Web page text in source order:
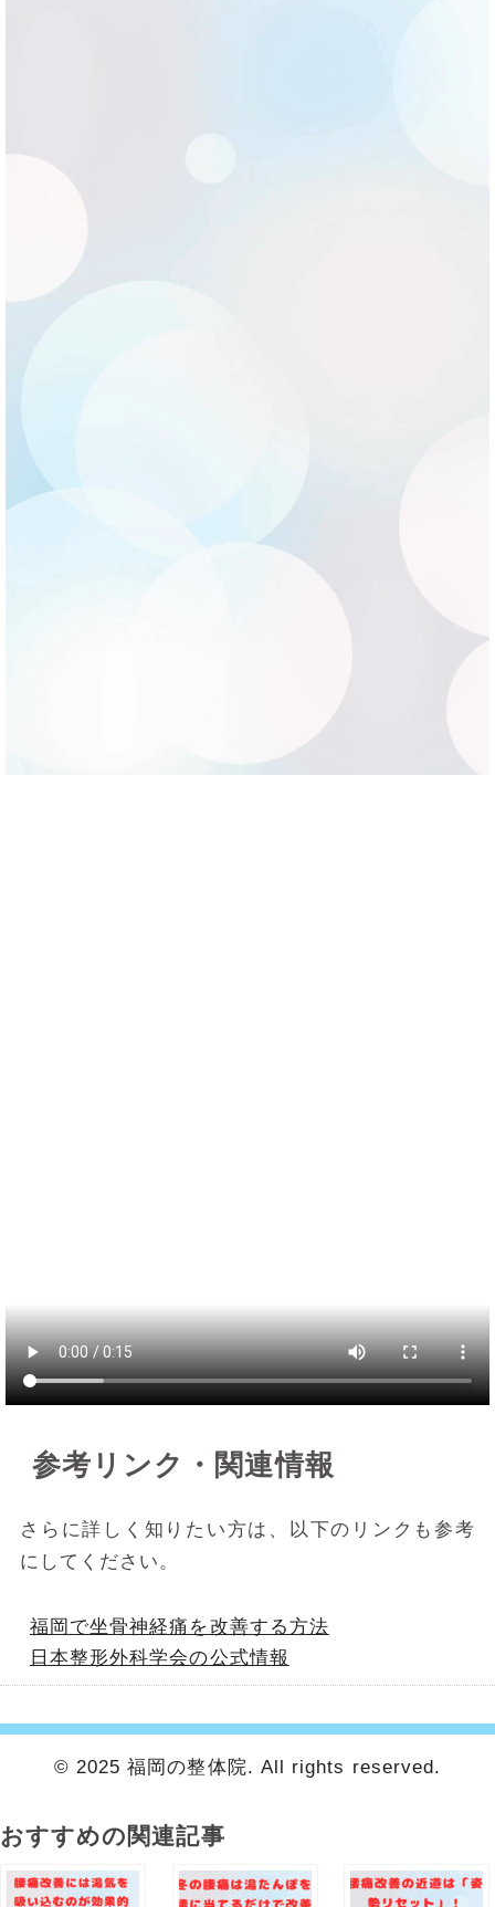
参考リンク・関連情報
さらに詳しく知りたい方は、以下のリンクも参考
にしてください。
福岡で坐骨神経痛を改善する方法
日本整形外科学会の公式情報
© 2025 福岡の整体院. All rights reserved.
おすすめの関連記事